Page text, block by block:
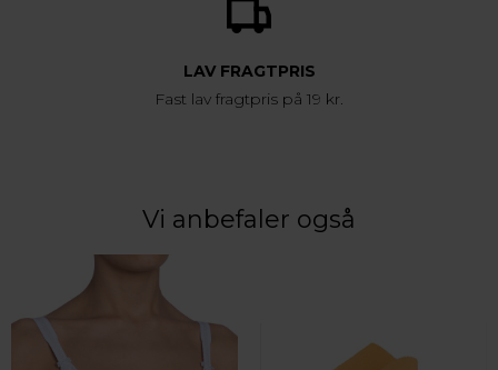
LAV FRAGTPRIS
Fast lav fragtpris på 19 kr.
Vi anbefaler også